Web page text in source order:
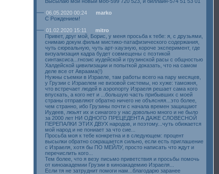
06.05.2020 00:24
marko
С Рождением!
01.02.2020 15:11
mitro
Привет, друг мой, Борис, у меня просьба к тебе: я, с друзьями,
снимаю докум.фильм мистико-патафизического содержания,
чуть сюреальную, чуть арт-хаузную, короче эксперимент, где
визуализация кадра будет совмещены с поэтикой
синтаксиса...гнозис иудейской и грузинской расы с общностью
Халдейской цивилизации и попыткой доказать, что на самом
деле все от Авраама(!)
Нужны съемки в Израеле, там работы всего на пару месяцев,
у Грузии с Израелем не визовой системы, но хуже: таможня,
что встречает людей в аэропорту Израеля решает сама кого
впускать, а кого нет и ...большую часть прибывших с моей
страны отправляют обратно ничего не объясняя...это более,
чем странно, ибо Грузины почти с начала времен защищают
Иудеев, люьят их и синагого у нас довольно много и не было
за 2000 лет НИ ОДНОГО ПРЕЦЕДЕНТА ДАЖЕ СЛОВЕСНОЙ
ПЕРЕПАЛКИ ЭТИХ ДВУХ народов, и поэтому...чуть обижается
мой народ и не пониает за что сие...
Просьба моя к тебе конкретна и в следующем: процент
высылки обратно сокращается сильно, если есть приглашение
с Израеля, хотя бы ПО МЕЙЛУ, просто написать что ждут и
перечислить кого...
Тем более, что я везу письмо приветствия и просьбы помочь
от киноакадемии Грузии в киноакадемию Израеля...
Если тя не затруднит помоги нам...благодарю заранее